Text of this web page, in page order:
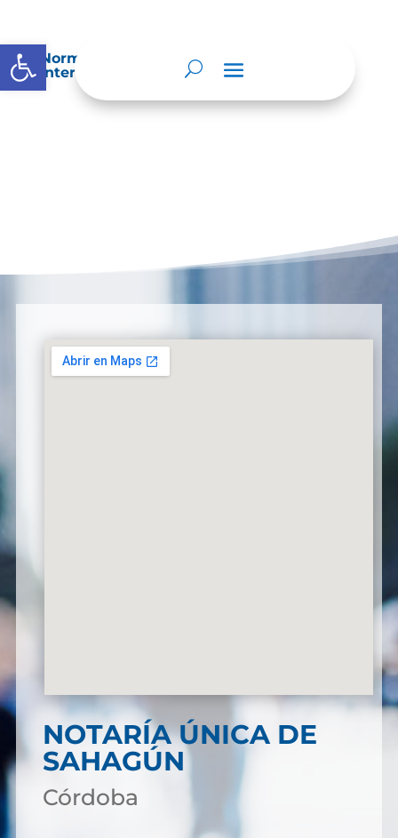
Abrir barra de herramientas
Normatividad especial que les aplique de
interés.
NOTARÍA ÚNICA DE
SAHAGÚN
Córdoba